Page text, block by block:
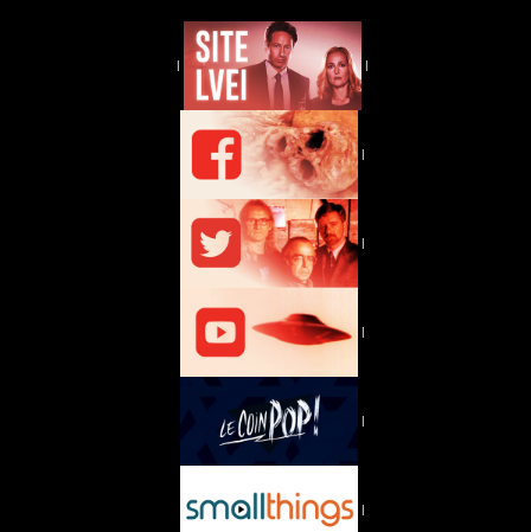
| |
|
|
|
|
|